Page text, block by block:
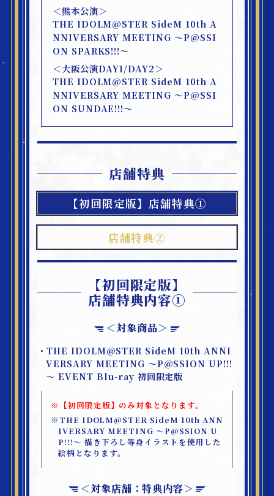
＜熊本公演＞
THE IDOLM@STER SideM 10th A
NNIVERSARY MEETING ～P@SSI
ON SPARKS!!!～
＜大阪公演DAY1/DAY2＞
THE IDOLM@STER SideM 10th A
NNIVERSARY MEETING ～P@SSI
ON SUNDAE!!!～
店舗特典
【初回限定版】店舗特典①
店舗特典②
【初回限定版】
店舗特典内容①
＜対象商品＞
・THE IDOLM@STER SideM 10th ANNI
VERSARY MEETING ～P@SSION UP!!!
～ EVENT Blu-ray 初回限定版
※【初回限定版】のみ対象となります。
※THE IDOLM@STER SideM 10th ANN
IVERSARY MEETING ～P@SSION U
P!!!～ 描き下ろし等身イラストを使用した
絵柄となります。
＜対象店舗：特典内容＞